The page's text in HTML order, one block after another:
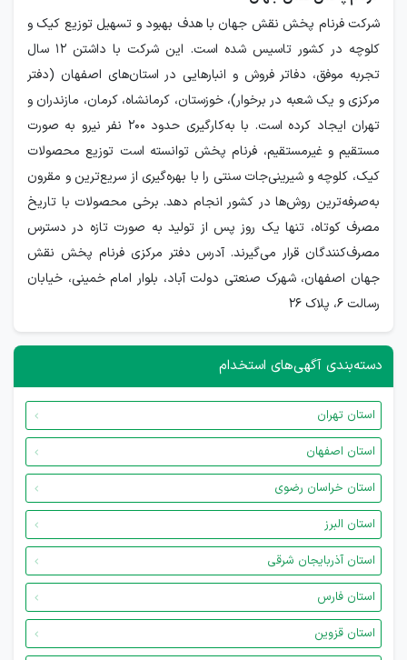
شرکت فرنام پخش نقش جهان با هدف بهبود و تسهیل توزیع کیک و
کلوچه در کشور تاسیس شده است. این شرکت با داشتن ۱۲ سال
تجربه موفق، دفاتر فروش و انبارهایی در استان‌های اصفهان (دفتر
مرکزی و یک شعبه در برخوار)، خوزستان، کرمانشاه، کرمان، مازندران و
تهران ایجاد کرده است. با به‌کارگیری حدود ۲۰۰ نفر نیرو به صورت
مستقیم و غیرمستقیم، فرنام پخش توانسته است توزیع محصولات
کیک، کلوچه و شیرینی‌جات سنتی را با بهره‌گیری از سریع‌ترین و مقرون
به‌صرفه‌ترین روش‌ها در کشور انجام دهد. برخی محصولات با تاریخ
مصرف کوتاه، تنها یک روز پس از تولید به صورت تازه در دسترس
مصرف‌کنندگان قرار می‌گیرند. آدرس دفتر مرکزی فرنام پخش نقش
جهان اصفهان، شهرک صنعتی دولت آباد، بلوار امام خمینی، خیابان
رسالت 6، پلاک 26
دسته‌بندی آگهی‌های استخدام
استان تهران
استان اصفهان
استان خراسان رضوی
استان البرز
استان آذربایجان شرقی
استان فارس
استان قزوین